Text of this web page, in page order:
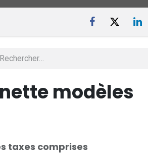
modèles
taxes comprises